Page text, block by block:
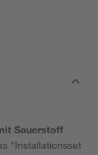
Sauerstoff
"Installationsset